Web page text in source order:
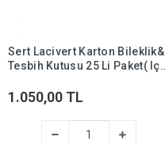
Sert Lacivert Karton Bileklik&
Tesbih Kutusu 25 Li Paket( Içi
1.050,00 TL